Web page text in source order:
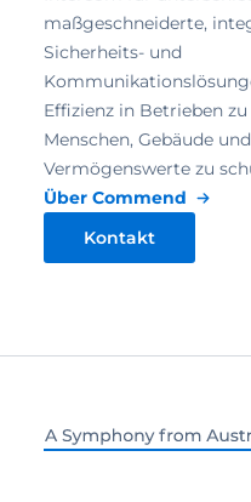
maßgeschneiderte,
Sicherheits- und
Effizienz in Betrieben
Menschen, Gebäude und
Vermögenswerte zu
Über Commend
Kontakt